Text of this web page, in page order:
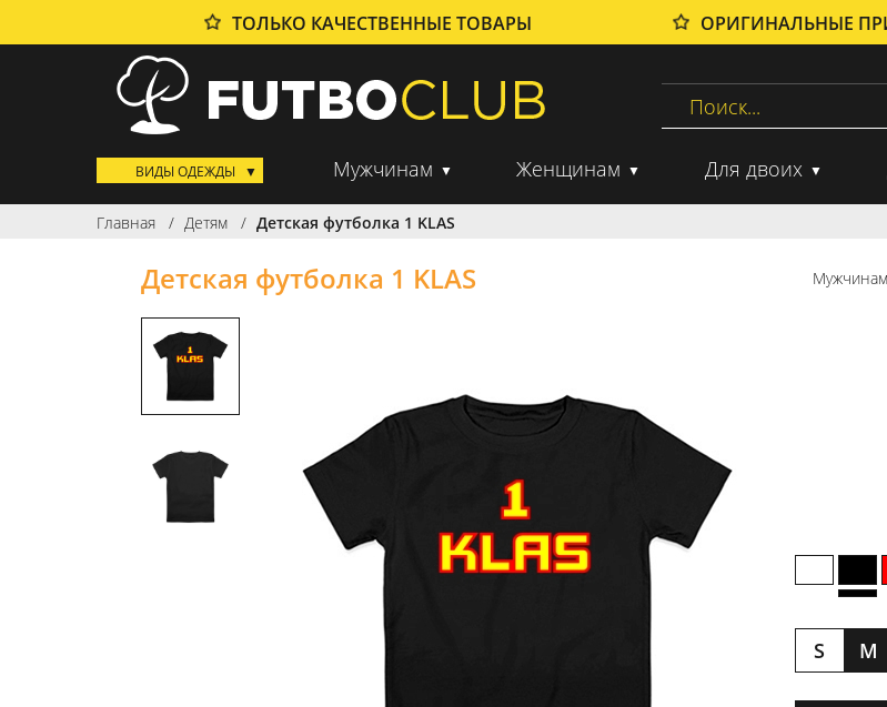
ТОЛЬКО КАЧЕСТВЕННЫЕ ТОВАРЫ ОРИГИНАЛЬНЫЕ
ВИДЫ ОДЕЖДЫ Мужчинам Женщинам Для двоих
Главная Детям Детская футболка 1 KLAS
Детская футболка 1 KLAS Мужчинам
S M